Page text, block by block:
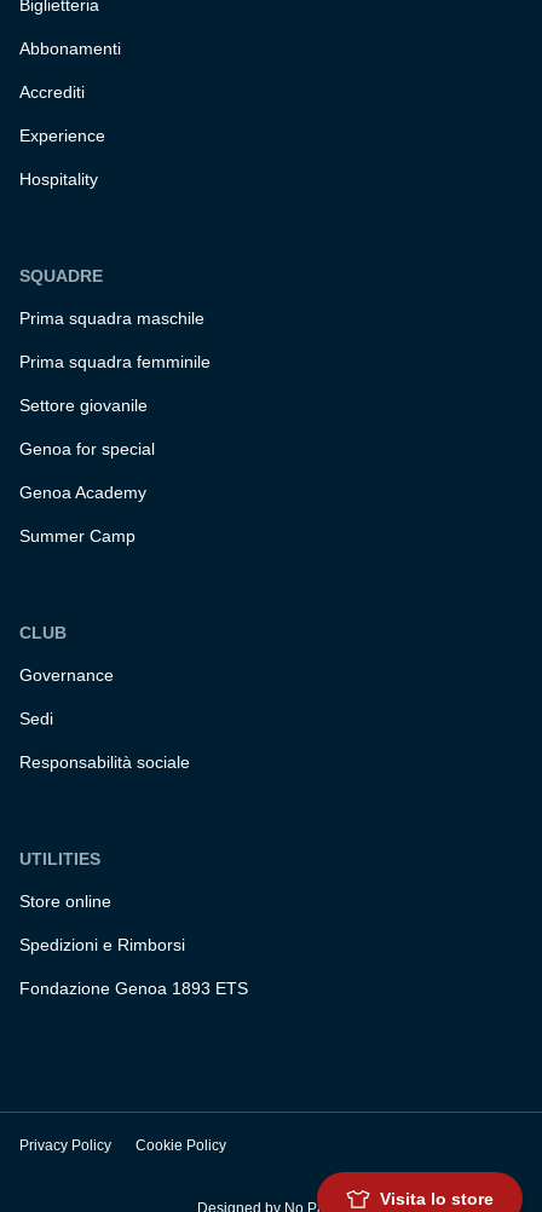
Biglietteria
Abbonamenti
Accrediti
Experience
Hospitality
SQUADRE
Prima squadra maschile
Prima squadra femminile
Settore giovanile
Genoa for special
Genoa Academy
Summer Camp
CLUB
Governance
Sedi
Responsabilità sociale
UTILITIES
Store online
Spedizioni e Rimborsi
Fondazione Genoa 1893 ETS
Privacy Policy Cookie Policy
Designed by No Panic Visita lo store